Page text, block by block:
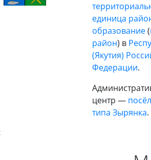
единица
образование(
район) в
(Якутия)
Федерации.
центр —
типа Зырянка.